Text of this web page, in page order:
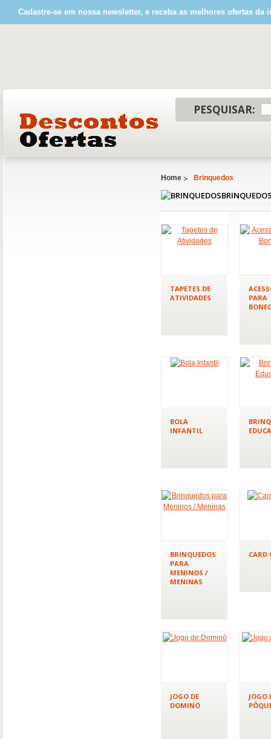
Cadastre-se em nossa newsletter, e receba as melhores ofertas da
PESQUISAR:
Home Brinquedos
TAPETES DE
ATIVIDADES
PARA
BOLA
INFANTIL
BRINQUEDOS
PARA
MENINOS /
MENINAS
CARD
JOGO DE
DOMINÓ
JOGO